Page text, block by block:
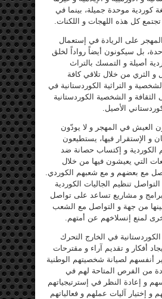
كوردية موحدة جميلة، بينما في
كل هذه اللهجات و اللكنات.
على الريادة في إستعمال
بل سيكونون أيضاً رواداً لخلق
أصيلة و التمسك بالتراث
و الثري من خلال تلاقي كافة
الشخصية و التراثية الكوردستانية في
الثقافة و الشخصية الكوردستانية
الأصيل.
العيش في المهجر و لا يودّون
و الإستقرار فيها، يستطيعون
الكوردية و إكتساب حصانة ضد
التي يعيشون فيها من خلال
مع بعضهم و مع شعبهم الكوردي.
تنظيم الجاليات الكوردية
و مشاريع تساعد على تواصل
بينها من جهة و التواصل مع الشعب
لمنع إنسلاخهم عن أمتهم.
في الخارج التحرك
أفكار و تقديم آراء و مقترحات
أنفسهم لصيانة شخصيتهم الوطنية
من الفرص المتاحة لهم في
و إعادة النظر في إسترتيجياتهم
إختيار آليات عملهم و فعالياتهم